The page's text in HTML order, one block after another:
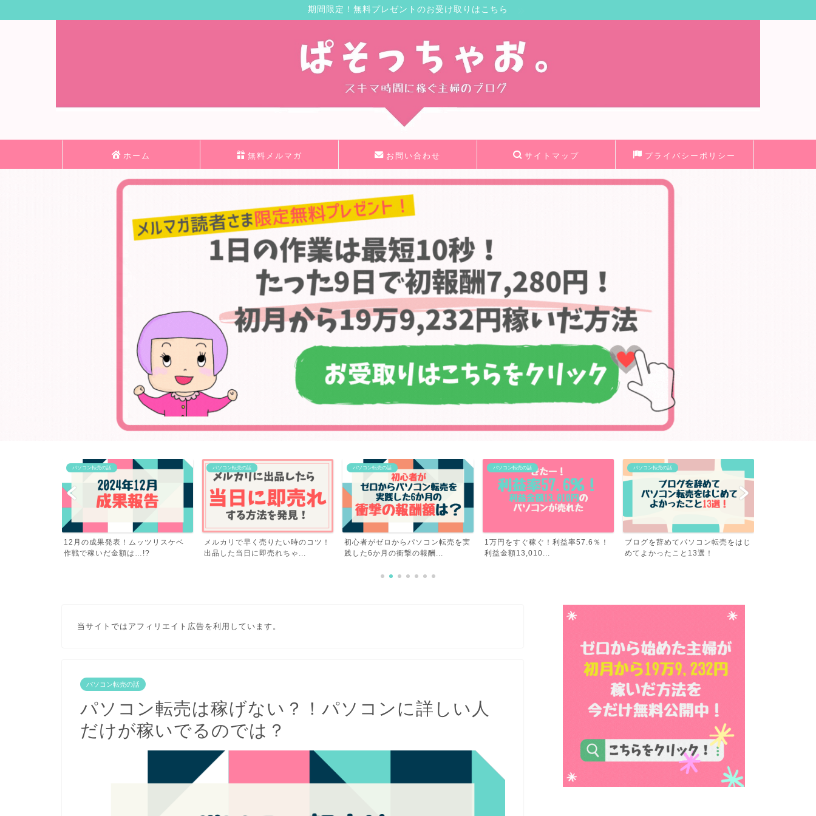
期間限定！無料プレゼントのお受け取りはこちら
ホーム 無料メルマガ お問い合わせ サイトマップ プライバシーポリシー
パソコン転売の話
メルカリで早く売りたい時のコツ！
出品した当日に即売れちゃ...
パソコン転売の話
初心者がゼロからパソコン転売を実
践した6か月の衝撃の報酬...
パソコン転売の話
1万円をすぐ稼ぐ！利益率57.6％！
利益金額13,010...
パソコン転売の話
ブログを辞めてパソコン転売をはじ
めてよかったこと13選！
パソコン転売の話
転売の利益率が高いのはやっぱりコ
レ！６４．６％でパソコン...
当サイトではアフィリエイト広告を利用しています。
パソコン転売の話
パソコン転売は稼げない？！パソコンに詳しい人
だけが稼いでるのでは？